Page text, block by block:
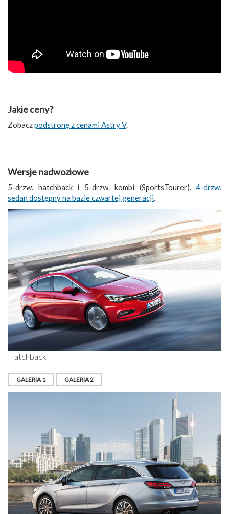
Jakie ceny?
Zobaczpodstronę z cenami Astry V.
Wersje nadwoziowe
5-drzw. hatchback i 5-drzw. kombi (SportsTourer). 4-drzw.
sedan dostępny na bazie czwartej generacji.
Hatchback
GALERIA 1 GALERIA 2